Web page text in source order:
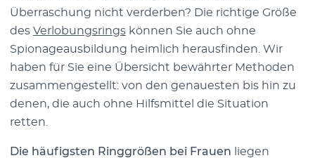
Überraschung nicht verderben? Die richtige Größe
des Verlobungsrings können Sie auch ohne
Spionageausbildung heimlich herausfinden. Wir
haben für Sie eine Übersicht bewährter Methoden
zusammengestellt: von den genauesten bis hin zu
denen, die auch ohne Hilfsmittel die Situation
retten.
Die häufigsten Ringgrößen bei Frauen liegen